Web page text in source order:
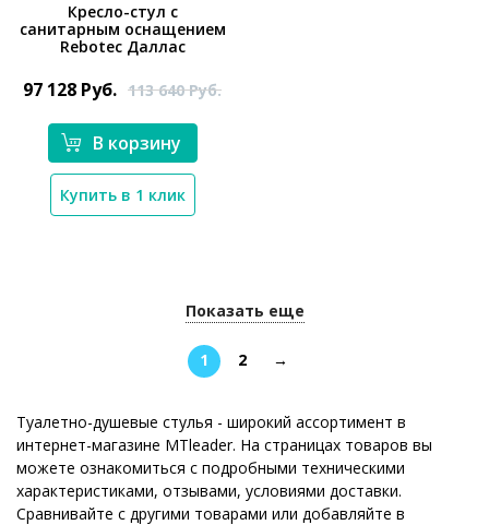
*}
Кресло-стул с
санитарным оснащением
Rebotec Даллас
97 128 Руб. 113 640Руб.
В корзину
Купить в 1 клик
Показать еще
1 2 →
Туалетно-душевые стулья - широкий ассортимент в
интернет-магазине MTleader. На страницах товаров вы
можете ознакомиться с подробными техническими
характеристиками, отзывами, условиями доставки.
Сравнивайте с другими товарами или добавляйте в